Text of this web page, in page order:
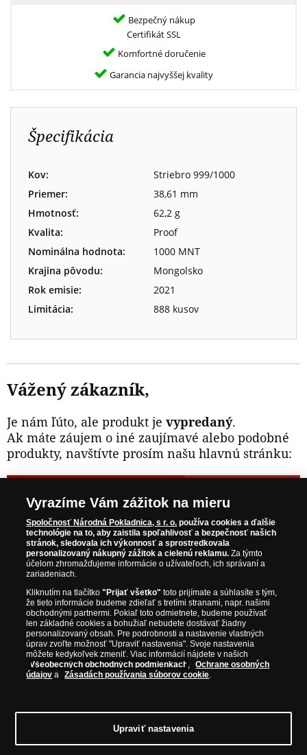
Bezpečný nákup
Certifikát SSL
Komfortné doručenie
Garancia najvyššej kvality
Špecifikácia
Kov:
Striebro 999/1000
Priemer:
38,61 mm
Hmotnosť:
62,2 g
Kvalita:
Proof
Nominálna hodnota:
1000 MNT
Krajina pôvodu:
Mongolsko
Rok emisie:
2021
Limitácia:
888 kusov
Vážený zákazník,
Je nám ľúto, ale produkt je vypredaný.
Ak máte záujem o iné zaujímavé alebo podobné
produkty, navštívte prosím našu hlavnú stránku:
WWW.NARODNAPOKLADNICA.SK
Prosím informujte ma, akonáhle bude produkt opäť
skladom.
NAŠE ZÁRUKY
Bezpečný nákup
Certifikát SSL
Garancia najvyššej kvality
Vyrazíme Vám zážitok na mieru
Spoločnosť Národná Pokladnica, s r. o. používa cookies a ďalšie
technológie na to, aby zaistila spoľahlivosť a bezpečnosť našich
stránok, sledovala ich výkonnosť a sprostredkovala
personalizovaný nákupný zážitok a cielenú reklamu. Za týmto
účelom zhromažďujeme informácie o užívateľoch, ich správaní a
zariadeniach.
Kliknutím na tlačítko"Prijať všetko" toto prijímate a súhlasíte s tým,
že tieto informácie budeme zdieľať s tretími stranami, napr. našimi
obchodnými partnermi. Pokiaľ toto odmietnete, budeme používať
len základné cookies a bohužiaľ nebudete dostávať žiadny
personalizovaný obsah. Pre podrobnosti a nastavenie vlastných
úprav zvoľte možnosť "Upraviť nastavenia". Svoje nastavenia
môžete kedykoľvek zmeniť. Viac informácií nájdete v našich
Všeobecných obchodných podmienkach ,
Ochrane osobných
údajov a Zásadách používania súborov cookie.
Upraviť nastavenia